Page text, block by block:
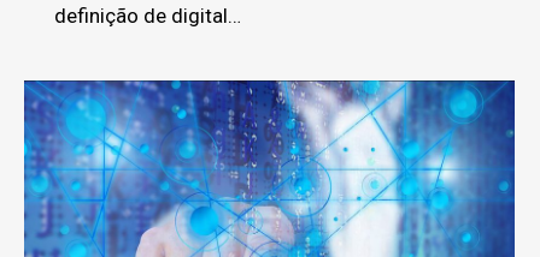
definição de digital…